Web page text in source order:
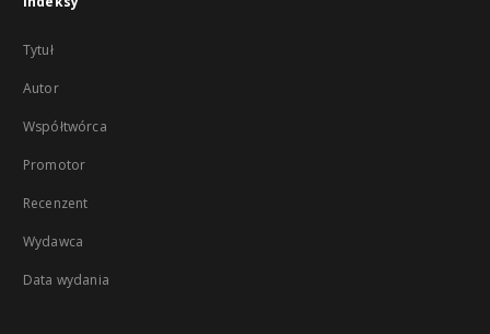
Tytuł
Autor
Współtwórca
Promotor
Recenzent
Wydawca
Data wydania